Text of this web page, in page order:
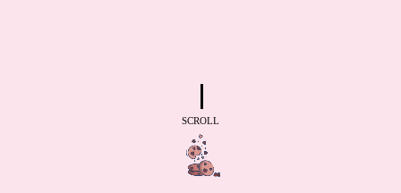
SCROLL